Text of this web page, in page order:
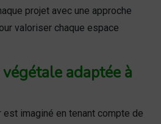
projet avec une approche
valoriser chaque espace
adaptée à
imaginé en tenant compte de